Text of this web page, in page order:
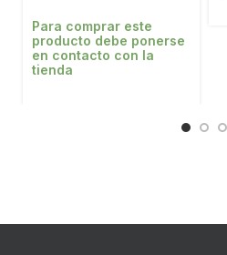
Para comprar este
producto debe ponerse
en contacto con la
tienda